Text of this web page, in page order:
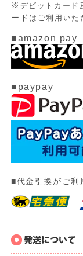
※ デビットカード
ード はご利用いた
■amazon pay
■paypay
■代金引換がご利